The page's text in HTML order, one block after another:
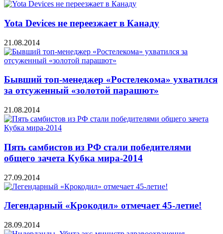
Yota Devices не переезжает в Канаду
21.08.2014
Бывший топ-менеджер «Ростелекома» ухватился
за отсуженный «золотой парашют»
21.08.2014
Пять самбистов из РФ стали победителями
общего зачета Кубка мира-2014
27.09.2014
Легендарный «Крокодил» отмечает 45-летие!
28.09.2014